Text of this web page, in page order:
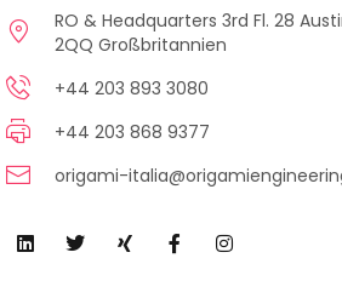
RO & Headquarters 3rd Fl. 28
2QQ Großbritannien
+44 203 893 3080
+44 203 868 9377
origami-